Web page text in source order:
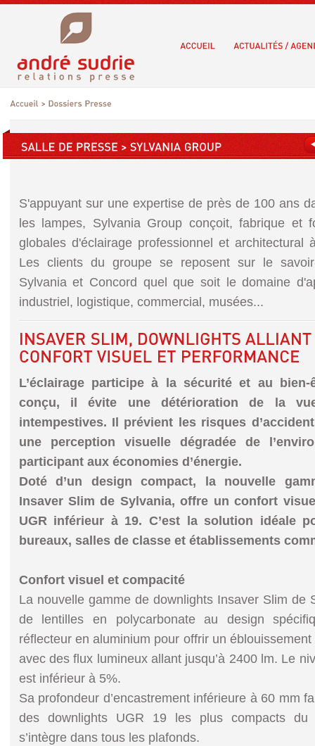
S'appuyant sur une expertise de près de 100 ans
les lampes, Sylvania Group conçoit, fabrique et
globales d'éclairage professionnel et architectural
Les clients du groupe se reposent sur le
Sylvania et Concord quel que soit le domaine
industriel, logistique, commercial, musées...
L’éclairage participe à la sécurité et au
conçu, il évite une détérioration de la
intempestives. Il prévient les risques
une perception visuelle dégradée de
participant aux économies d’énergie.
Doté d’un design compact, la nouvelle
Insaver Slim de Sylvania, offre un confort
UGR inférieur à 19. C’est la solution idéale
bureaux, salles de classe et établissements
Confort visuel et compacité
La nouvelle gamme de downlights Insaver Slim de
de lentilles en polycarbonate au design
réflecteur en aluminium pour offrir un
avec des flux lumineux allant jusqu’à 2400 lm. Le
est inférieur à 5%.
Sa profondeur d’encastrement inférieure à 60 mm
des downlights UGR 19 les plus compacts du
s’intègre dans tous les plafonds.